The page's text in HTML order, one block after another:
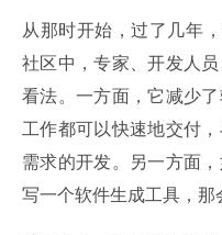
从那时开始，过了几年
社区中，专家、开发人
看法。一方面，它减少
工作都可以快速地交付
需求的开发。另一方面
写一个软件生成工具，那